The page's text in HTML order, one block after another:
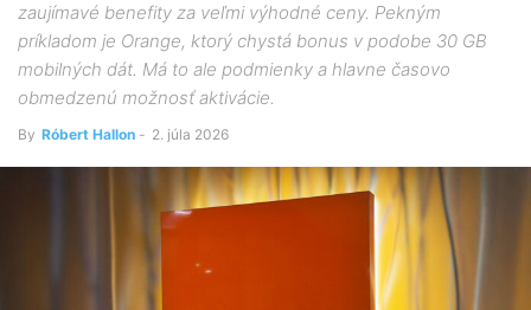
zaujímavé benefity za veľmi výhodné ceny. Pekným
príkladom je Orange, ktorý chystá bonus v podobe 30 GB
mobilných dát. Má to ale podmienky a hlavne časovo
obmedzenú možnosť aktivácie.
By Róbert Hallon - 2. júla 2026